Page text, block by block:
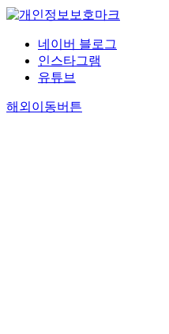
네이버 블로그
인스타그램
유튜브
해외이동버튼